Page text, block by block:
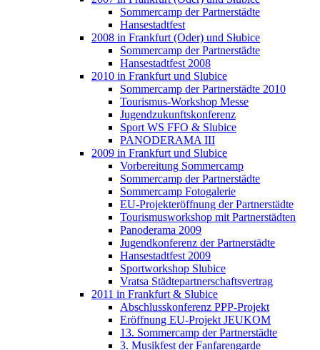
Sommercamp der Partnerstädte
Hansestadtfest
2008 in Frankfurt (Oder) und Słubice
Sommercamp der Partnerstädte
Hansestadtfest 2008
2010 in Frankfurt und Slubice
Sommercamp der Partnerstädte 2010
Tourismus-Workshop Messe
Jugendzukunftskonferenz
Sport WS FFO & Slubice
PANODERAMA III
2009 in Frankfurt und Slubice
Vorbereitung Sommercamp
Sommercamp der Partnerstädte
Sommercamp Fotogalerie
EU-Projekteröffnung der Partnerstädte
Tourismusworkshop mit Partnerstädten
Panoderama 2009
Jugendkonferenz der Partnerstädte
Hansestadtfest 2009
Sportworkshop Slubice
Vratsa Städtepartnerschaftsvertrag
2011 in Frankfurt & Slubice
Abschlusskonferenz PPP-Projekt
Eröffnung EU-Projekt JEUKOM
13. Sommercamp der Partnerstädte
3. Musikfest der Fanfarengarde